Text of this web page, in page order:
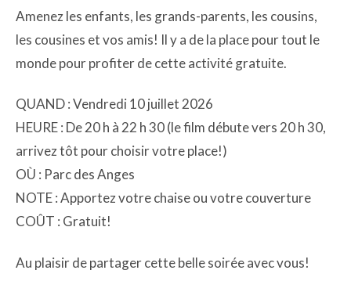
Amenez les enfants, les grands-parents, les cousins,
les cousines et vos amis! Il y a de la place pour tout le
monde pour profiter de cette activité gratuite.
QUAND : Vendredi 10 juillet 2026
HEURE : De 20 h à 22 h 30 (le film débute vers 20 h 30,
arrivez tôt pour choisir votre place!)
OÙ : Parc des Anges
NOTE : Apportez votre chaise ou votre couverture
COÛT : Gratuit!
Au plaisir de partager cette belle soirée avec vous!